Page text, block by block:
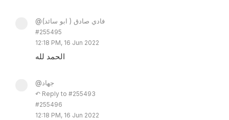
@فادي صادق ( ابو سائد)
#255495
12:18 PM, 16 Jun 2022
الحمد لله
@جهاد
↶ Reply to #255493
#255496
12:18 PM, 16 Jun 2022